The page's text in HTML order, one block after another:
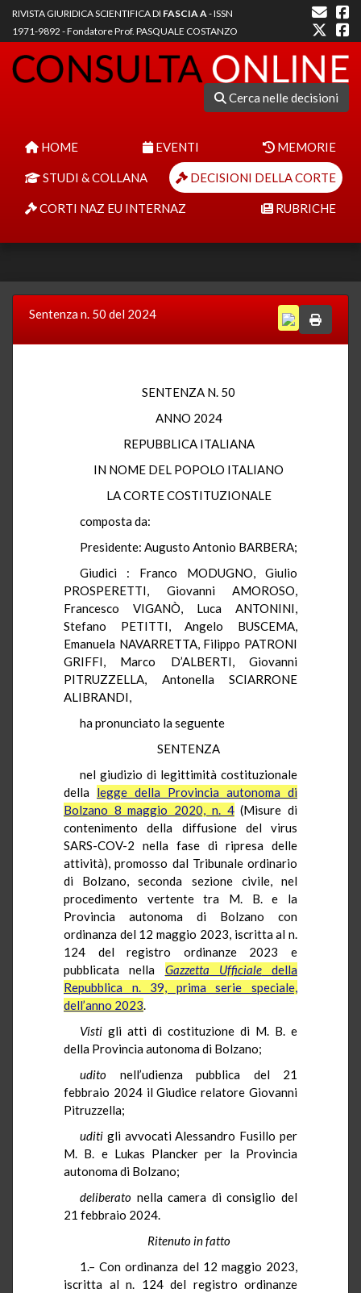
RIVISTA GIURIDICA SCIENTIFICA DI FASCIA A- ISSN
1971-9892 - Fondatore Prof. PASQUALE COSTANZO
Cerca nelle decisioni
HOME EVENTI MEMORIE
STUDI & COLLANA DECISIONI DELLA CORTE
CORTI NAZ EU INTERNAZ RUBRICHE
Sentenza n. 50 del 2024
SENTENZA N. 50
ANNO 2024
REPUBBLICA ITALIANA
IN NOME DEL POPOLO ITALIANO
LA CORTE COSTITUZIONALE
composta da:
Presidente: Augusto Antonio BARBERA;
Giudici : Franco MODUGNO, Giulio
PROSPERETTI, Giovanni AMOROSO,
Francesco VIGANÒ, Luca ANTONINI,
Stefano PETITTI, Angelo BUSCEMA,
Emanuela NAVARRETTA, Filippo PATRONI
GRIFFI, Marco D’ALBERTI, Giovanni
PITRUZZELLA, Antonella SCIARRONE
ALIBRANDI,
ha pronunciato la seguente
SENTENZA
nel giudizio di legittimità costituzionale
della legge della Provincia autonoma di
Bolzano 8 maggio 2020, n. 4(Misure di
contenimento della diffusione del virus
SARS-COV-2 nella fase di ripresa delle
attività), promosso dal Tribunale ordinario
di Bolzano, seconda sezione civile, nel
procedimento vertente tra M. B. e la
Provincia autonoma di Bolzano con
ordinanza del 12 maggio 2023, iscritta al n.
124 del registro ordinanze 2023 e
pubblicata nella Gazzetta Ufficialedella
Repubblica n. 39, prima serie speciale,
dell’anno 2023.
Visti gli atti di costituzione di M. B. e
della Provincia autonoma di Bolzano;
udito nell’udienza pubblica del 21
febbraio 2024 il Giudice relatore Giovanni
Pitruzzella;
uditi gli avvocati Alessandro Fusillo per
M. B. e Lukas Plancker per la Provincia
autonoma di Bolzano;
deliberato nella camera di consiglio del
21 febbraio 2024.
Ritenuto in fatto
1.– Con ordinanza del 12 maggio 2023,
iscritta al n. 124 del registro ordinanze